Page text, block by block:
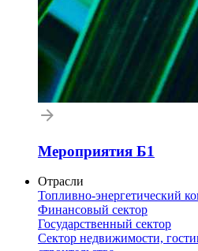
Мероприятия Б1
Отрасли
Топливно-энергетический
Финансовый сектор
Государственный сектор
Сектор недвижимости,